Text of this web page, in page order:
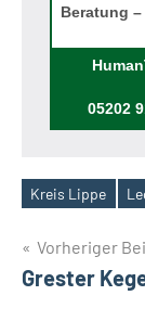
Beratung
05202
Schlagwörter
Kreis Lippe
Vorheriger
Grester